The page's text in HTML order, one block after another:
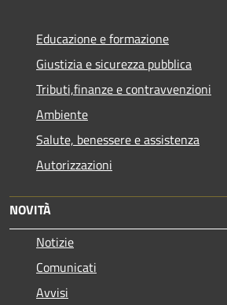
Educazione e formazione
Giustizia e sicurezza pubblica
Tributi,finanze e contravvenzioni
Ambiente
Salute, benessere e assistenza
Autorizzazioni
NOVITÀ
Notizie
Comunicati
Avvisi